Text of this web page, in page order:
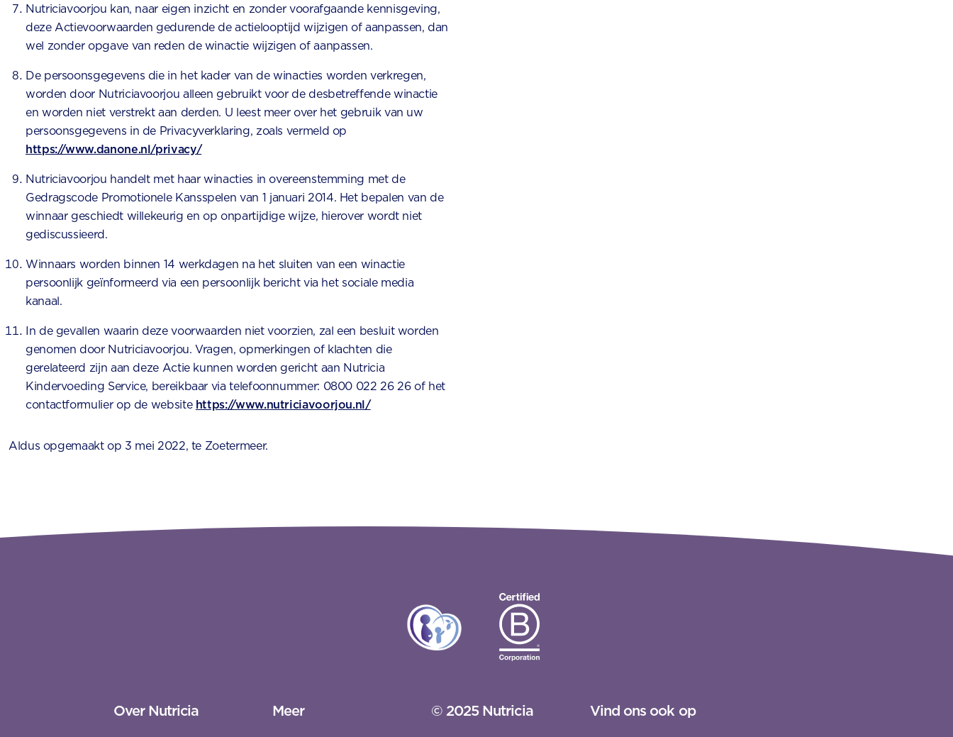
Nutriciavoorjou kan, naar eigen inzicht en zonder voorafgaande kennisgeving,
deze Actievoorwaarden gedurende de actielooptijd wijzigen of aanpassen, dan
wel zonder opgave van reden de winactie wijzigen of aanpassen.
De persoonsgegevens die in het kader van de winacties worden verkregen,
worden door Nutriciavoorjou alleen gebruikt voor de desbetreffende winactie
en worden niet verstrekt aan derden. U leest meer over het gebruik van uw
persoonsgegevens in de Privacyverklaring, zoals vermeld op
https://www.danone.nl/privacy/
Nutriciavoorjou handelt met haar winacties in overeenstemming met de
Gedragscode Promotionele Kansspelen van 1 januari 2014. Het bepalen van de
winnaar geschiedt willekeurig en op onpartijdige wijze, hierover wordt niet
gediscussieerd.
Winnaars worden binnen 14 werkdagen na het sluiten van een winactie
persoonlijk geïnformeerd via een persoonlijk bericht via het sociale media
kanaal.
In de gevallen waarin deze voorwaarden niet voorzien, zal een besluit worden
genomen door Nutriciavoorjou. Vragen, opmerkingen of klachten die
gerelateerd zijn aan deze Actie kunnen worden gericht aan Nutricia
Kindervoeding Service, bereikbaar via telefoonnummer: 0800 022 26 26 of het
contactformulier op de website https://www.nutriciavoorjou.nl/
Aldus opgemaakt op 3 mei 2022, te Zoetermeer.
Over Nutricia Meer © 2025 Nutricia Vind ons ook op